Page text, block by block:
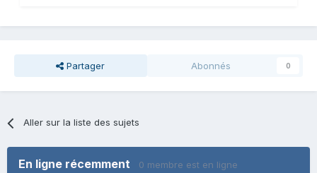
Partager Abonnés 0
Aller sur la liste des sujets
En ligne récemment 0 membre est en ligne